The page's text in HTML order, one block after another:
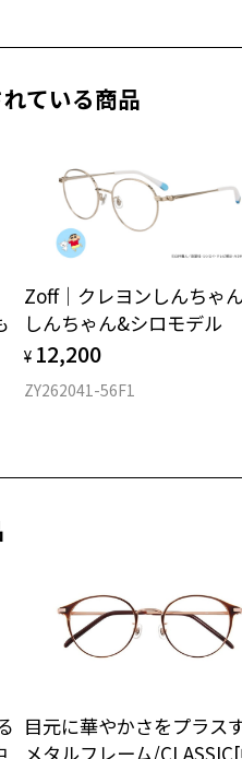
メント込みの重さ
アリング・プラスチック
定いただけます（無料）。
してお使いください。
ている商品
Zoff｜クレヨンしんち
しんちゃん&シロモデル
¥ 12,200
ZY262041-56F1
目元に華やかさをプラス
メタルフレーム/